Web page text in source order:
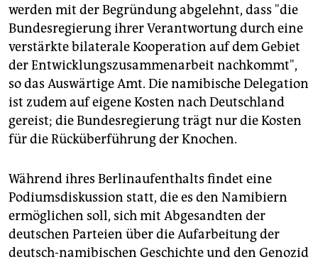
werden mit der Begründung abgelehnt, dass "die
Bundesregierung ihrer Verantwortung durch eine
verstärkte bilaterale Kooperation auf dem Gebiet
der Entwicklungszusammenarbeit nachkommt",
so das Auswärtige Amt. Die namibische Delegation
ist zudem auf eigene Kosten nach Deutschland
gereist; die Bundesregierung trägt nur die Kosten
für die Rücküberführung der Knochen.
Während ihres Berlinaufenthalts findet eine
Podiumsdiskussion statt, die es den Namibiern
ermöglichen soll, sich mit Abgesandten der
deutschen Parteien über die Aufarbeitung der
deutsch-namibischen Geschichte und den Genozid